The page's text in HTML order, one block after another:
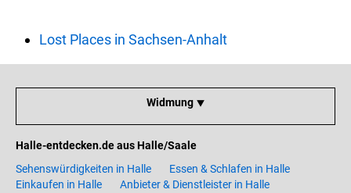
Lost Places in Sachsen-Anhalt
Widmung ⯆
Halle-entdecken.de aus Halle/Saale
Sehenswürdigkeiten in Halle
Essen & Schlafen in Halle
Einkaufen in Halle
Anbieter & Dienstleister in Halle